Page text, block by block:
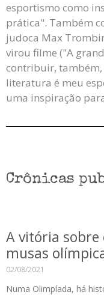
esportismo como
prática". Também
judoca Max
virou filme ("A
contribuir,
literatura é meu
uma inspiração
Crônicas
A vitória
musas
02/08/2021
Numa Olimpíada, há